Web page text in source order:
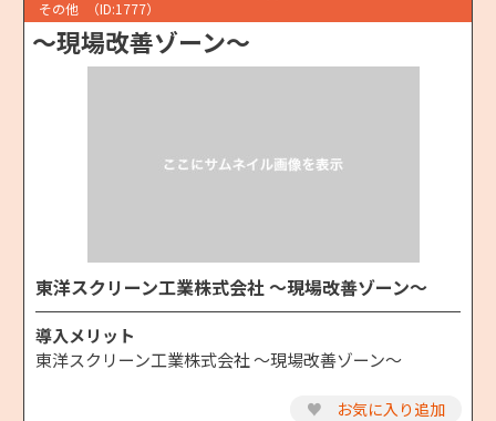
その他 （ID:1777）
～現場改善ゾーン～
東洋スクリーン工業株式会社 ～現場改善ゾーン～
導入メリット
東洋スクリーン工業株式会社 ～現場改善ゾーン～
♥ お気に入り追加